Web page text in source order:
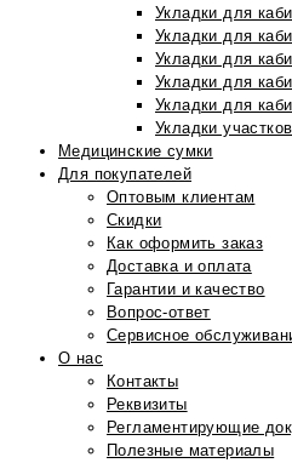
Укладки для
Укладки для
Укладки для
Укладки для
Укладки для
Укладки
Медицинские сумки
Для покупателей
Оптовым клиентам
Скидки
Как оформить заказ
Доставка и оплата
Гарантии и качество
Вопрос-ответ
Сервисное
О нас
Контакты
Реквизиты
Регламентирующие
Полезные материалы